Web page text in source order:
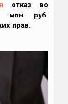
отказ во
млн руб.
прав.